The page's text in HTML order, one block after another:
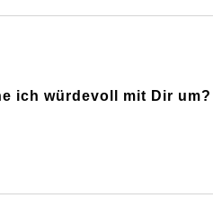
ich würdevoll mit Dir um?